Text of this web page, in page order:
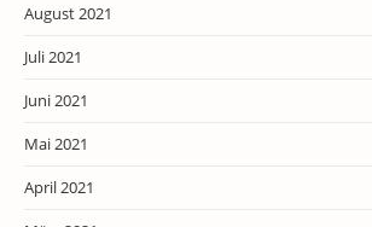
August 2021
Juli 2021
Juni 2021
Mai 2021
April 2021